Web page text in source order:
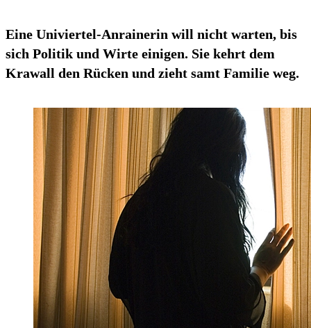
Eine Univiertel-Anrainerin will nicht warten, bis
sich Politik und Wirte einigen. Sie kehrt dem
Krawall den Rücken und zieht samt Familie weg.